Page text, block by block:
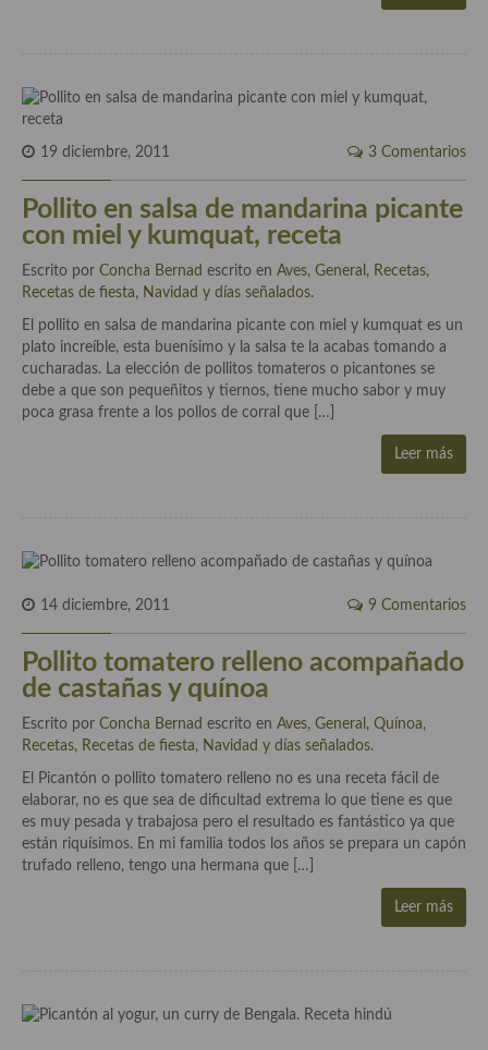
Cocina Ecuatoriana
Cocina Jamaicana
Cocina Mexicana
Cocina peruana
Cocina de Oriente Medio
Cocina israelí
Cocina libanesa
Cocina Armenia
Cocina Oriental
Cocina Tailandesa
Cocina Japonesa
Cocina camboyana
Cocina Coreana
Cocina filipina
19 diciembre, 2011 3 Comentarios
Pollito en salsa de mandarina picante
con miel y kumquat, receta
Escrito por Concha Bernad escrito en Aves, General , Recetas,
Recetas de fiesta, Navidad y días señalados.
El pollito en salsa de mandarina picante con miel y kumquat es un
plato increíble, esta buenísimo y la salsa te la acabas tomando a
cucharadas. La elección de pollitos tomateros o picantones se
debe a que son pequeñitos y tiernos, tiene mucho sabor y muy
poca grasa frente a los pollos de corral que […]
Leer más
14 diciembre, 2011 9 Comentarios
Pollito tomatero relleno acompañado
de castañas y quínoa
Escrito por Concha Bernad escrito en Aves, General , Quínoa,
Recetas, Recetas de fiesta, Navidad y días señalados.
El Picantón o pollito tomatero relleno no es una receta fácil de
elaborar, no es que sea de dificultad extrema lo que tiene es que
es muy pesada y trabajosa pero el resultado es fantástico ya que
están riquísimos. En mi familia todos los años se prepara un capón
trufado relleno, tengo una hermana que […]
Leer más